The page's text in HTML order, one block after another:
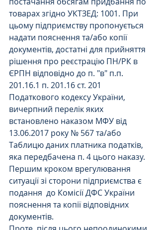
товарах згідно УКТЗЕД: 1001. При
цьому підприємству пропонується
надати пояснення та/або копії
документів, достатні для прийняття
рішення про реєстрацію ПН/РК в
ЄРПН відповідно до п. "в" п.п.
201.16.1 п. 201.16 ст. 201
Податкового кодексу України,
вичерпний перелік яких
встановлено наказом МФУ від
13.06.2017 року № 567 та/або
Таблицю даних платника податків,
яка передбачена п. 4 цього наказу.
Першим кроком врегулювання
ситуації зі сторони підприємства є
подання  до Комісії ДФС України
пояснення та копії відповідних
документів.